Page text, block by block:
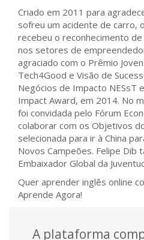
Criado em 2011 para
sofreu um acidente de carro,
recebeu o reconhecimento
nos setores de
agraciado com o Prêmio
Tech4Good e Visão de
Negócios de Impacto NESsT
Impact Award, em 2014. No
foi convidada pelo Fórum
colaborar com os Objetivos
selecionada para ir à China
Novos Campeões. Felipe Dib
Embaixador Global da
Quer aprender inglês online
Aprende Agora!
A plataforma